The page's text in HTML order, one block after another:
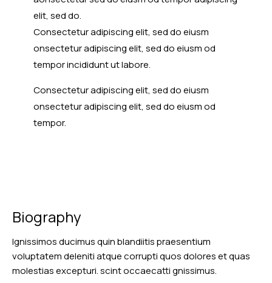
elit, sed do.
Consectetur adipiscing elit, sed do eiusm
onsectetur adipiscing elit, sed do eiusm od
tempor incididunt ut labore.
Consectetur adipiscing elit, sed do eiusm
onsectetur adipiscing elit, sed do eiusm od
tempor.
Biography
Ignissimos ducimus quin blandiitis praesentium
voluptatem deleniti atque corrupti quos dolores et quas
molestias excepturi. scint occaecatti gnissimus.